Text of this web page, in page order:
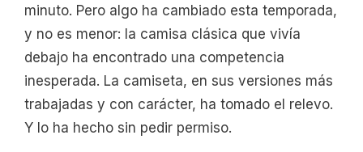
minuto. Pero algo ha cambiado esta temporada,
y no es menor: la camisa clásica que vivía
debajo ha encontrado una competencia
inesperada. La camiseta, en sus versiones más
trabajadas y con carácter, ha tomado el relevo.
Y lo ha hecho sin pedir permiso.